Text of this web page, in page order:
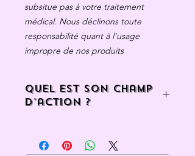
subsitue pas à votre traitement
médical. Nous déclinons toute
responsabilité quant à l'usage
impropre de nos produits
Quel est son champ
d'action ?
du masculin qui associe la clef de
création de l'action.